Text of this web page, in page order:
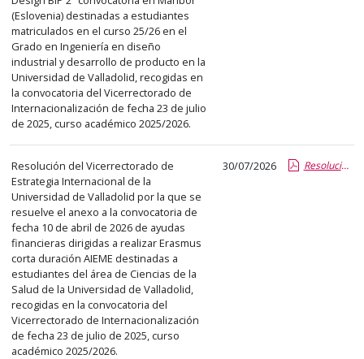
fecha
de
publicación,
en
la
última
columna
el
enlace
que
abre
un
PDF
con
el
detalle
del
anuncio
(Eslovenia) destinadas a estudiantes
matriculados en el curso 25/26 en el
Grado en Ingeniería en diseño
industrial y desarrollo de producto en la
Universidad de Valladolid, recogidas en
la convocatoria del Vicerrectorado de
Internacionalización de fecha 23 de julio
de 2025, curso académico 2025/2026.
Resolución del Vicerrectorado de
Estrategia Internacional de la
Universidad de Valladolid por la que se
resuelve el anexo a la convocatoria de
fecha 10 de abril de 2026 de ayudas
financieras dirigidas a realizar Erasmus
corta duración AIEME destinadas a
estudiantes del área de Ciencias de la
Salud de la Universidad de Valladolid,
recogidas en la convocatoria del
Vicerrectorado de Internacionalización
de fecha 23 de julio de 2025, curso
académico 2025/2026.
30/07/2026 Resolución_Vicerrector RRII CD AIEME.pdf.pdf